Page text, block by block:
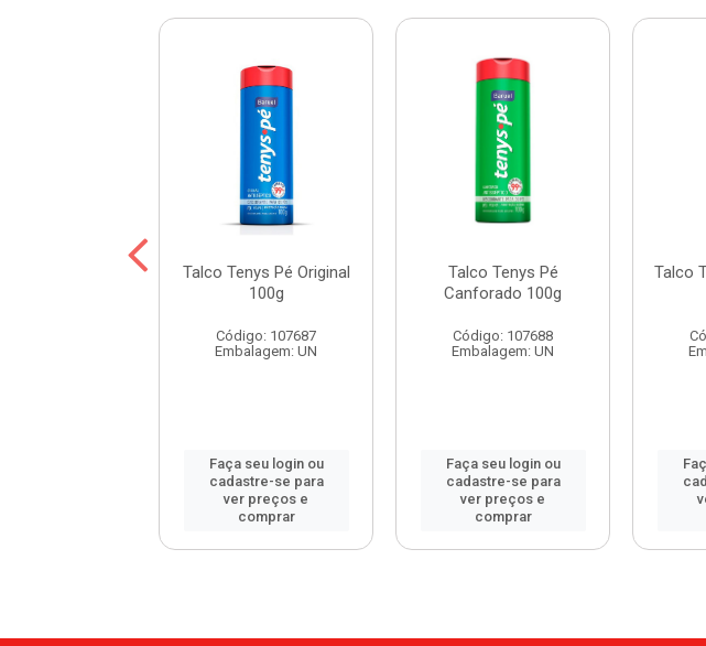
Talco Tenys Pé Original
100g
Código: 107687
Embalagem: UN
Faça seu login ou
cadastre-se para
ver preços e
comprar
Talco Tenys Pé
Canforado 100g
Código: 107688
Embalagem: UN
Faça seu login ou
cadastre-se para
ver preços e
comprar
Talco